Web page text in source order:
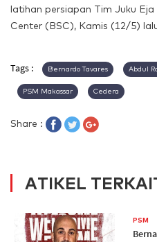
latihan persiapan Tim Juku
Center (BSC), Kamis (12/5)
Tags : Bernardo Tavares Abdul
PSM Makassar Cedera
Share :
ATIKEL
PSM